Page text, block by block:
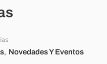
, Novedades Y Eventos